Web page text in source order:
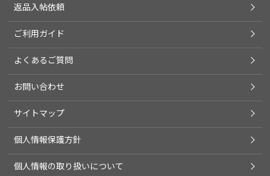
返品入帖依頼
ご利用ガイド
よくあるご質問
お問い合わせ
サイトマップ
個人情報保護方針
個人情報の取り扱いについて